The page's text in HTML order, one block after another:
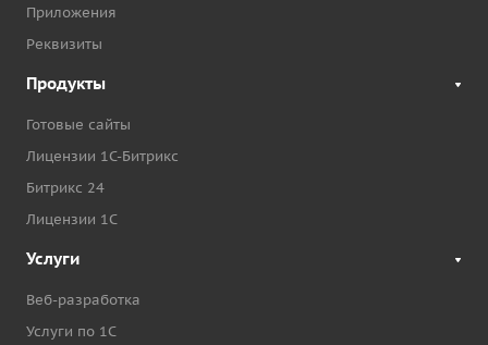
Приложения
Реквизиты
Продукты
Готовые сайты
Лицензии 1С-Битрикс
Битрикс 24
Лицензии 1С
Услуги
Веб-разработка
Услуги по 1С